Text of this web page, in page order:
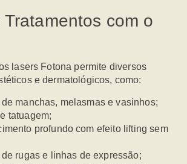
Tratamentos com o
lasers Fotona permite diversos
e dermatológicos, como:
manchas, melasmas e vasinhos;
tatuagem;
profundo com efeito lifting sem
rugas e linhas de expressão;